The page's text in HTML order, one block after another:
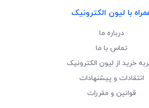
با لیون الکترونیک
درباره ما
تماس با ما
خرید از لیون الکترونیک
انتقادات و پیشنهادات
قوانین و مقررات